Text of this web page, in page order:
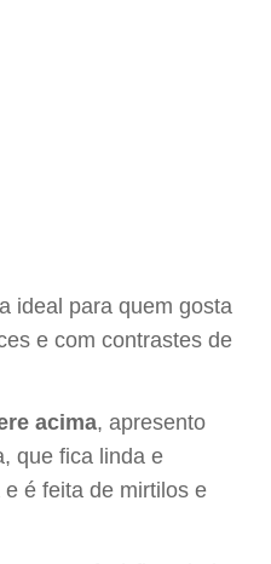
ideal para quem gosta
e com contrastes de
acima, apresento
que fica linda e
é feita de mirtilos e